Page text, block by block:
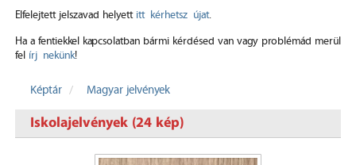
Elfelejtett jelszavad helyett itt kérhetsz újat.
Ha a fentiekkel kapcsolatban bármi kérdésed van vagy problémád merül
fel írj nekünk!
Képtár Magyar jelvények
Iskolajelvények (24 kép)